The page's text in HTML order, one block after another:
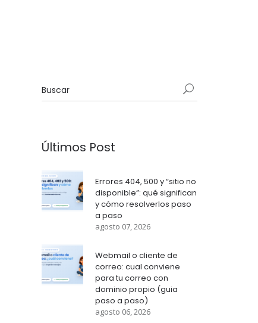
Últimos Post
Errores 404, 500 y “sitio no
disponible”: qué significan
y cómo resolverlos paso
a paso
agosto 07, 2026
Webmail o cliente de
correo: cual conviene
para tu correo con
dominio propio (guia
paso a paso)
agosto 06, 2026